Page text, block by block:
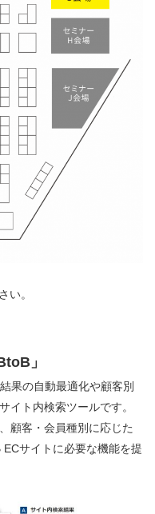
い。
」
果の自動最適化や顧客別
イト内検索ツールです。
顧客・会員種別に応じた
サイトに必要な機能を提